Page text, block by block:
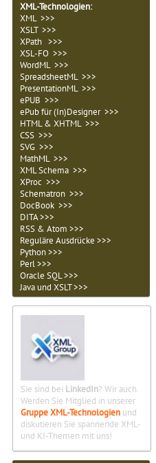
XML-Technologien:
XML >>>
XSLT >>>
XPath >>>
XSL-FO >>>
WordML >>>
SpreadsheetML >>>
PresentationML >>>
ePUB >>>
ePub für (In)Designer >>>
HTML & XHTML >>>
CSS >>>
SVG >>>
MathML >>>
XML Schema >>>
XProc >>>
Schematron >>>
DocBook >>>
DITA >>>
RSS & Atom >>>
Reguläre Ausdrücke >>>
Python >>>
Perl >>>
Oracle SQL >>>
Java und XSLT >>>
Sie sind bei LinkedIn? Wir auch.
Werden Sie Mitglied in unserer
Gruppe XML-Technologien und
diskutieren Sie spannende XML-
und KI-Themen mit uns!